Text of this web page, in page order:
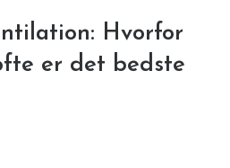
Hvorfor
er det bedste